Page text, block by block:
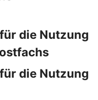
die Nutzung
die Nutzung